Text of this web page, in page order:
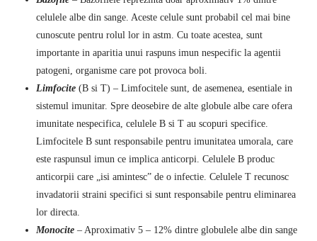
celulele albe din sange. Aceste celule sunt probabil cel mai bine
cunoscute pentru rolul lor in astm. Cu toate acestea, sunt
importante in aparitia unui raspuns imun nespecific la agentii
patogeni, organisme care pot provoca boli.
Limfocite(B si T) – Limfocitele sunt, de asemenea, esentiale in
sistemul imunitar. Spre deosebire de alte globule albe care ofera
imunitate nespecifica, celulele B si T au scopuri specifice.
Limfocitele B sunt responsabile pentru imunitatea umorala, care
este raspunsul imun ce implica anticorpi. Celulele B produc
anticorpii care „isi amintesc” de o infectie. Celulele T recunosc
invadatorii straini specifici si sunt responsabile pentru eliminarea
lor directa.
Monocite– Aproximativ 5 – 12% dintre globulele albe din sange